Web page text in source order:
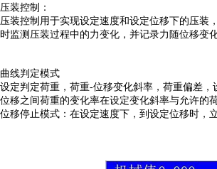
压装控制：
压装控制用于实现设定速度和设定位移下的压装
时监测压装过程中的力变化，并记录力随位移变
曲线判定模式
设定判定荷重，荷重-位移变化斜率，荷重偏差
位移之间荷重的变化率在设定变化斜率与允许的
位移停止模式：在设定速度下，到设定位移时，